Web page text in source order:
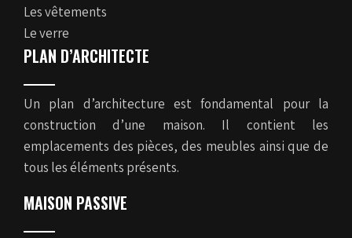
Les vêtements
Le verre
PLAN D’ARCHITECTE
Un plan d’architecture est fondamental pour la
construction d’une maison. Il contient les
emplacements des pièces, des meubles ainsi que de
tous les éléments présents.
MAISON PASSIVE